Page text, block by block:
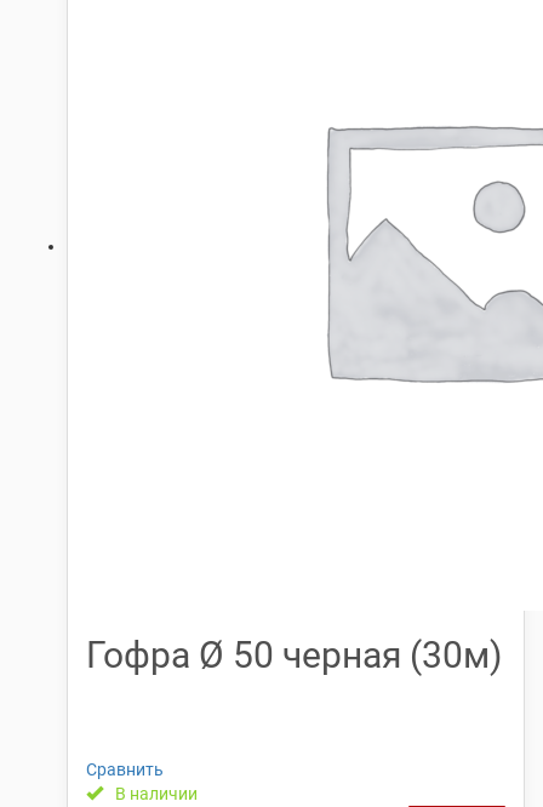
Гофра Ø 50 черная (30м)
Сравнить
В наличии